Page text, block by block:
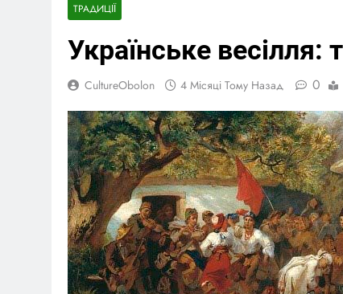
ТРАДИЦІЇ
Українське весілля:
CultureObolon 4 Місяці Тому Назад 0